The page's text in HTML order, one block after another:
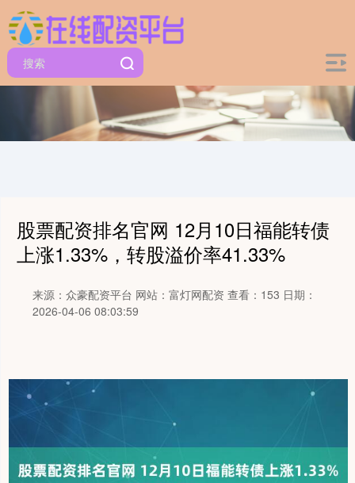
股票配资排名官网 12月10日福能转债
上涨1.33%，转股溢价率41.33%
来源：众豪配资平台 网站：富灯网配资 查看：153 日期：
2026-04-06 08:03:59